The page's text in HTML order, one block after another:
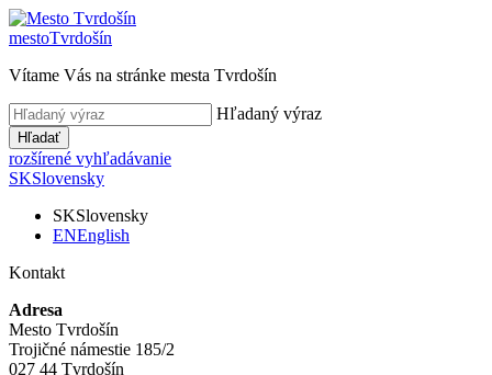
mestoTvrdošín
Vítame Vás na stránke mesta Tvrdošín
Hľadaný výraz
Hľadať
rozšírené vyhľadávanie
SKSlovensky
SKSlovensky
ENEnglish
Kontakt
Adresa
Mesto Tvrdošín
Trojičné námestie 185/2
027 44 Tvrdošín